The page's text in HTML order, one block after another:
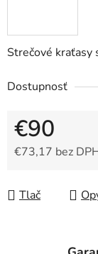
Strečové kraťasy
Dostupnosť
€90
€73,17 bez
Tlač